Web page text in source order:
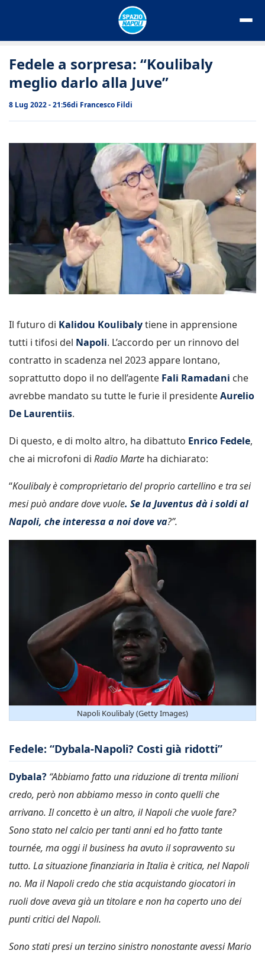
Fedele a sorpresa: “Koulibaly
meglio darlo alla Juve”
8 Lug 2022 - 21:56di Francesco Fildi
Il futuro di Kalidou Koulibalytiene in apprensione
tutti i tifosi del Napoli. L’accordo per un rinnovo del
contratto in scadenza nel 2023 appare lontano,
soprattutto dopo il no dell’agente Fali Ramadani che
avrebbe mandato su tutte le furie il presidenteAurelio
De Laurentiis.
Di questo, e di molto altro, ha dibattuto Enrico Fedele,
che ai microfoni di Radio Marte ha dichiarato:
“Koulibaly è comproprietario del proprio cartellino e tra sei
mesi può andare dove vuole. Se la Juventus dà i soldi al
Napoli, che interessa a noi dove va?”.
Napoli Koulibaly (Getty Images)
Fedele: “Dybala-Napoli? Costi già ridotti”
Dybala? “Abbiamo fatto una riduzione di trenta milioni
credo, però non abbiamo messo in conto quelli che
arrivano. Il concetto è un altro, il Napoli che vuole fare?
Sono stato nel calcio per tanti anni ed ho fatto tante
tournée, ma oggi il business ha avuto il sopravvento su
tutto. La situazione finanziaria in Italia è critica, nel Napoli
no. Ma il Napoli credo che stia acquistando giocatori in
ruoli dove aveva già un titolare e non ha coperto uno dei
punti critici del Napoli.
Sono stati presi un terzino sinistro nonostante avessi Mario